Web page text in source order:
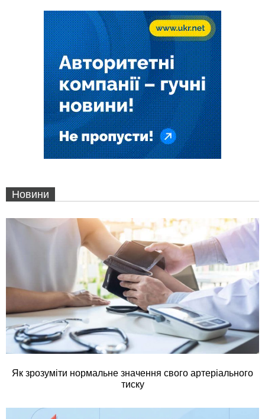
Новини
Як зрозуміти нормальне значення свого артеріального
тиску